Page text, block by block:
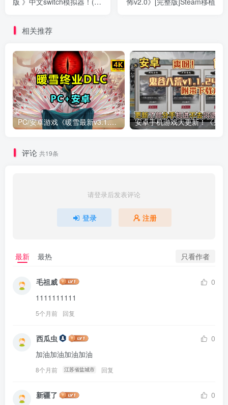
相关推荐
PC/安卓游戏《暖雪最新v3.1.0.1》终业DLC整合版！
评论 共19条
请登录后发表评论
登录 注册
最新 最热 只看作者
毛祖威
0
1111111111
5个月前 回复
西瓜虫
0
加油加油加油加油
8个月前 江苏省盐城市 回复
新疆了
0